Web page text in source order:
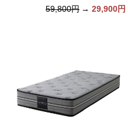
59,800円 → 29,900円